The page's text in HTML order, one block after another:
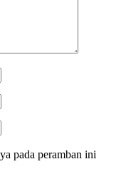
pada peramban ini